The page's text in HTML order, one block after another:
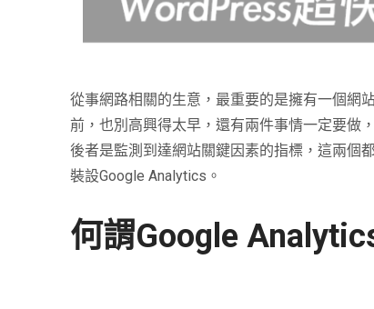
從事網路相關的生意，最重要的是擁有一個網
前，也別高興得太早，還有兩件事情一定要做
後者是監測到達網站關鍵因素的指標，這兩個
裝設Google Analytics 。
何謂Google